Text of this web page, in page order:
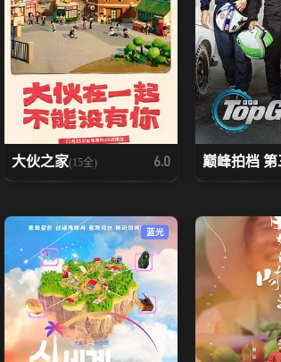
大伙之家(15全) 6.0 巅峰拍档 第
蓝光